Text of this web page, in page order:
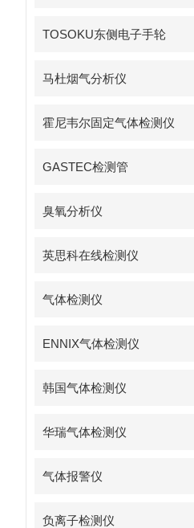
TOSOKU东侧电子手轮
马杜烟气分析仪
霍尼韦尔固定气体检测仪
GASTEC检测管
臭氧分析仪
英思科在线检测仪
气体检测仪
ENNIX气体检测仪
韩国气体检测仪
华瑞气体检测仪
气体报警仪
负离子检测仪